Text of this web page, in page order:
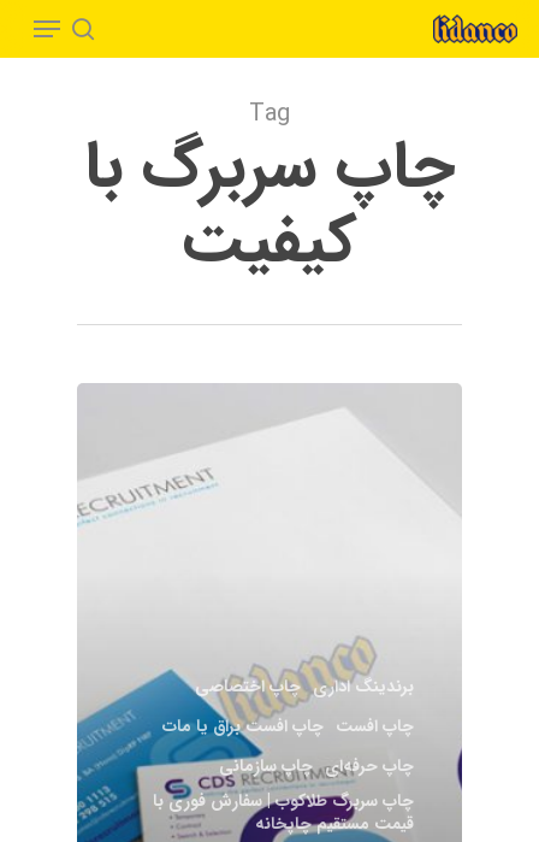
search
Menu
Tag
چاپ سربرگ با
کیفیت
برندینگ اداری چاپ اختصاصی
چاپ افست چاپ افست براق یا مات
چاپ حرفه‌ای چاپ سازمانی
چاپ سربرگ طلاکوب | سفارش فوری با
قیمت مستقیم چاپخانه